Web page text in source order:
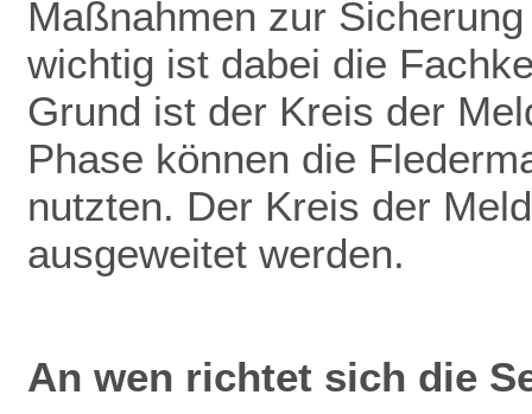
Maßnahmen zur
wichtig ist dabei die
Grund ist der Kreis der
Phase können die
nutzten. Der Kreis der
ausgeweitet werden.
An wen richtet sich die